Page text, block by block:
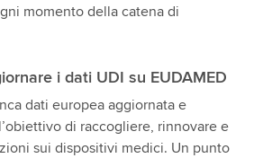
momento della catena di
i dati UDI su EUDAMED
dati europea aggiornata e
di raccogliere, rinnovare e
sui dispositivi medici. Un punto